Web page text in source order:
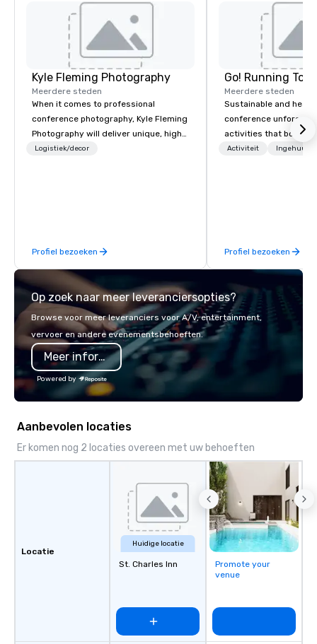
Kyle Fleming Photography
Meerdere steden
When it comes to professional
conference photography, Kyle Fleming
Photography will deliver unique, high
quality photos capturing all of the
exhibits, and every important aspect
of the conference.
Logistiek/decor
Profiel bezoeken
Go! Running
Meerdere steden
Sustainable and
conference
activities that boost
lower carbon
Activiteit
Profiel bezoeken
Op zoek naar meer leveranciersopties?
Browse voor meer leveranciers voor A/V, entertainment,
vervoer en andere evenementsbehoeften.
Meer informatie
Powered by
Aanbevolen locaties
Er komen nog 2 locaties overeen met uw behoeften
Locatie
Huidige locatie
St. Charles Inn
Promote your
venue